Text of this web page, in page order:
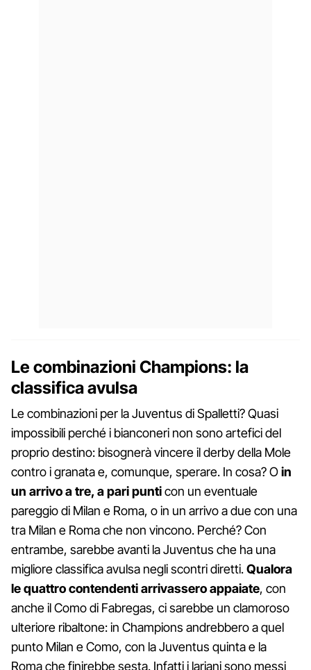
Le combinazioni Champions: la
classifica avulsa
Le combinazioni per la Juventus di Spalletti? Quasi
impossibili perché i bianconeri non sono artefici del
proprio destino: bisognerà vincere il derby della Mole
contro i granata e, comunque, sperare. In cosa? Oin
un arrivo a tre, a pari punticon un eventuale
pareggio di Milan e Roma, o in un arrivo a due con una
tra Milan e Roma che non vincono. Perché? Con
entrambe, sarebbe avanti la Juventus che ha una
migliore classifica avulsa negli scontri diretti.Qualora
le quattro contendenti arrivassero appaiate, con
anche il Como di Fabregas, ci sarebbe un clamoroso
ulteriore ribaltone: in Champions andrebbero a quel
punto Milan e Como, con la Juventus quinta e la
Roma che finirebbe sesta. Infatti i lariani sono messi